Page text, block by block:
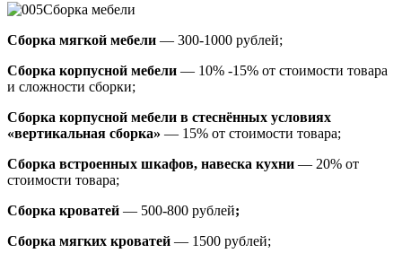
Сборка мебели
Сборка мягкой мебели — 300-1000 рублей;
Сборка корпусной мебели — 10% -15% от стоимости товара
и сложности сборки;
Сборка корпусной мебели в стеснённых условиях
«вертикальная сборка» — 15% от стоимости товара;
Сборка встроенных шкафов, навеска кухни — 20% от
стоимости товара;
Сборка кроватей — 500-800 рублей;
Сборка мягких кроватей — 1500 рублей;